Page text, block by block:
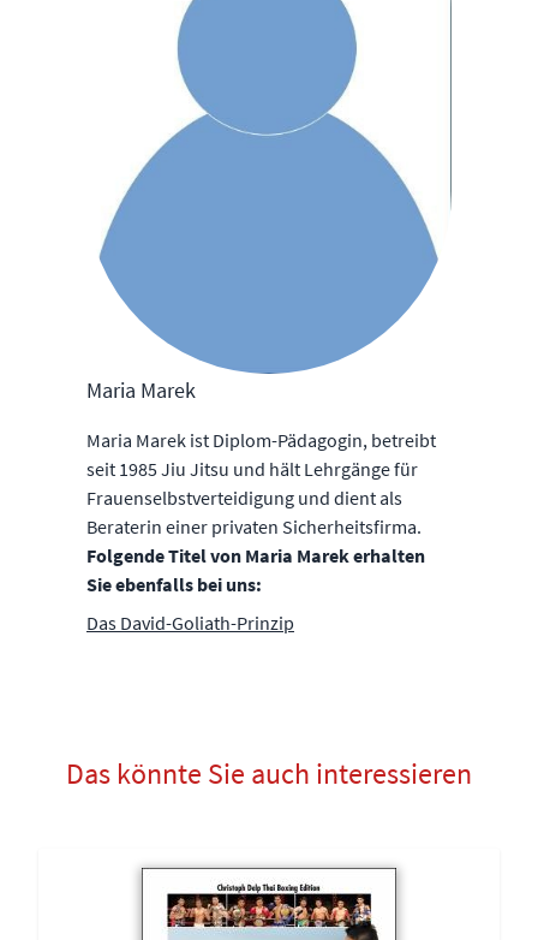
Maria Marek
Maria Marek ist Diplom-Pädagogin, betreibt
seit 1985 Jiu Jitsu und hält Lehrgänge für
Frauenselbstverteidigung und dient als
Beraterin einer privaten Sicherheitsfirma.
Folgende Titel von Maria Marek erhalten
Sie ebenfalls bei uns:
Das David-Goliath-Prinzip
Das könnte Sie auch interessieren